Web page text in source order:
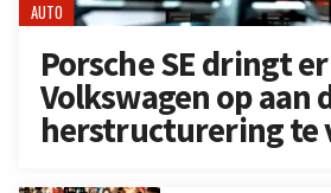
AUTO
Porsche SE dringt
Volkswagen op aan
herstructurering te